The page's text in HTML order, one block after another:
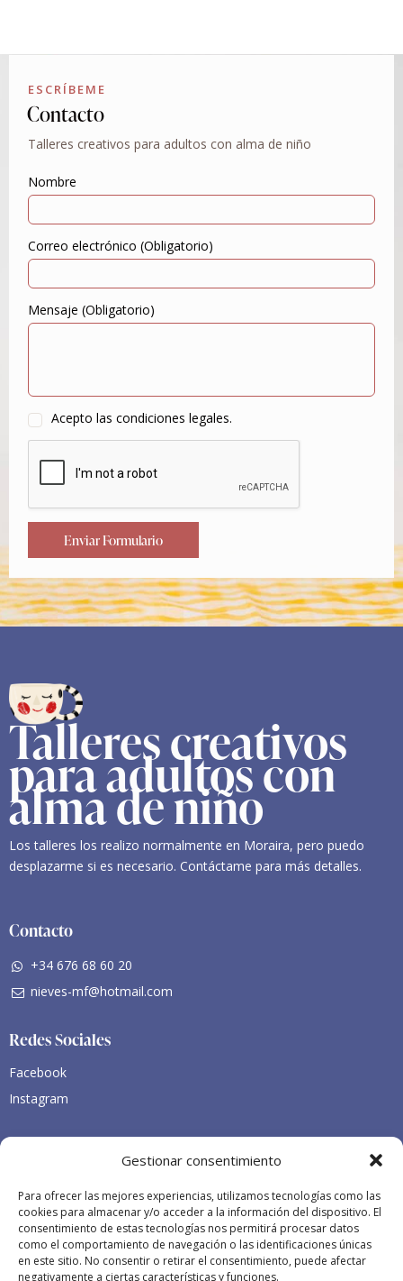
Gestionar consentimiento
Para ofrecer las mejores experiencias, utilizamos tecnologías como las
cookies para almacenar y/o acceder a la información del dispositivo. El
consentimiento de estas tecnologías nos permitirá procesar datos
como el comportamiento de navegación o las identificaciones únicas
en este sitio. No consentir o retirar el consentimiento, puede afectar
negativamente a ciertas características y funciones.
ESCRÍBEME
Contacto
Talleres creativos para adultos con alma de niño
Nombre
Correo electrónico (Obligatorio)
Mensaje (Obligatorio)
Acepto las condiciones legales.
Enviar Formulario
Talleres creativos
para adultos con
alma de niño
Los talleres los realizo normalmente en Moraira, pero puedo
desplazarme si es necesario. Contáctame para más detalles.
Contacto
+34 676 68 60 20
nieves-mf@hotmail.com
Redes Sociales
Facebook
Instagram
Legales
Legales